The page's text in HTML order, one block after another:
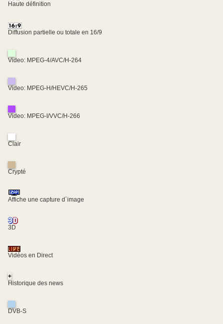
Haute définition
Diffusion partielle ou totale en 16/9
Video: MPEG-4/AVC/H-264
Video: MPEG-H/HEVC/H-265
Video: MPEG-I/VVC/H-266
Clair
Crypté
Affiche une capture d´image
3D
Vidéos en Direct
+
Historique des news
DVB-S